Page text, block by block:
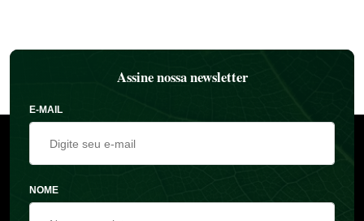
Assine nossa newsletter
E-MAIL
NOME